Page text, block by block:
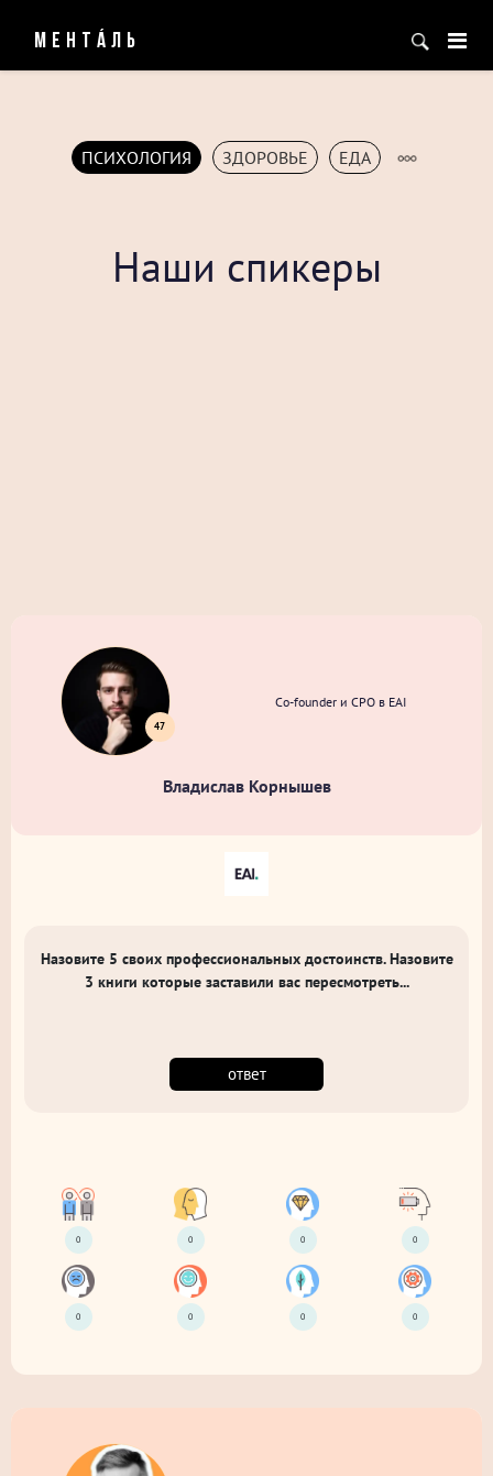
МЕНТÁЛЬ
ПСИХОЛОГИЯ ЗДОРОВЬЕ ЕДА
Наши спикеры
47
Co-founder и CPO в EAI
Владислав Корнышев
Назовите 5 своих профессиональных достоинств. Назовите
3 книги которые заставили вас пересмотреть...
ответ
0 0 0 0
0 0 0 0